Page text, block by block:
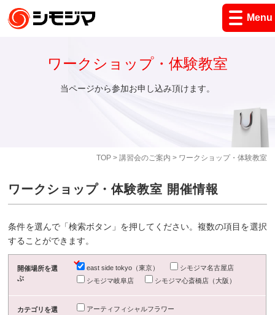
Menu
TOP> 講習会のご案内 > ワークショップ・体験教室
ワークショップ・体験教室
当ページから参加お申し込み頂けます。
ワークショップ・体験教室 開催情報
条件を選んで「検索ボタン」を押してください。複数の項目を選択
することができます。
開催場所を選
ぶ
east side tokyo（東京）
シモジマ名古屋店
シモジマ岐阜店
シモジマ心斎橋店（大阪）
カテゴリを選
アーティフィシャルフラワー